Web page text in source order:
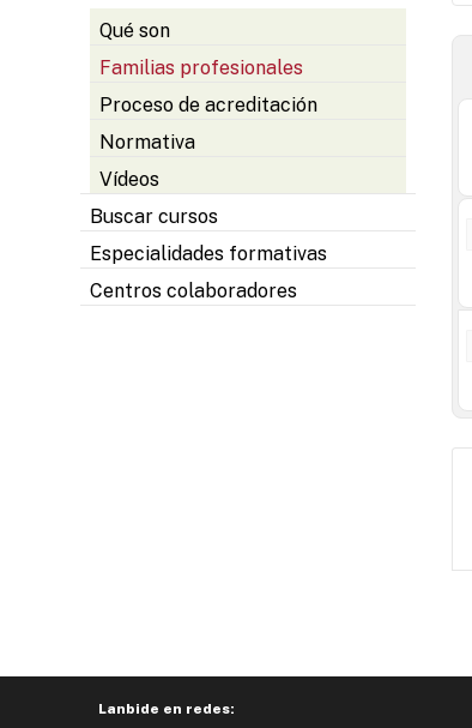
Qué son
Familias profesionales
Proceso de acreditación
Normativa
Vídeos
Buscar cursos
Especialidades formativas
Centros colaboradores
Lanbide en redes: